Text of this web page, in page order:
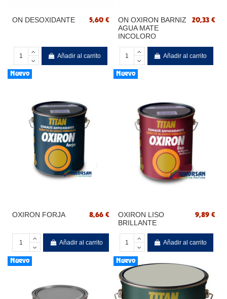
ON DESOXIDANTE 5,60 €
Añadir al carrito
ON OXIRON BARNIZ
AGUA MATE
INCOLORO
20,33 €
Añadir al carrito
Nuevo
OXIRON FORJA 8,66 €
Añadir al carrito
Nuevo
OXIRON LISO
BRILLANTE
9,89 €
Añadir al carrito
Nuevo Nuevo